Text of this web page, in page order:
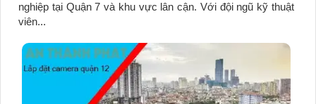
nghiệp tại Quận 7 và khu vực lân cận. Với đội ngũ kỹ thuật
viên...